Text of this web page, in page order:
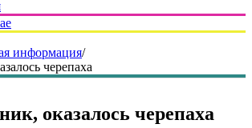
информация/
черепаха
оказалось черепаха